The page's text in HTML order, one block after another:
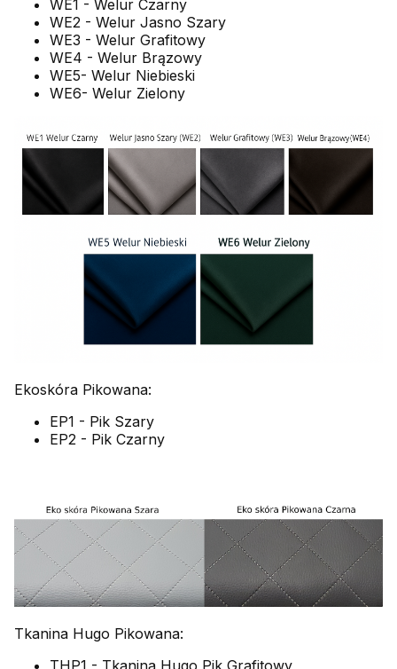
WE1 - Welur Czarny
WE2 - Welur Jasno Szary
WE3 - Welur Grafitowy
WE4 - Welur Brązowy
WE5- Welur Niebieski
WE6- Welur Zielony
Ekoskóra Pikowana:
EP1 - Pik Szary
EP2 - Pik Czarny
Tkanina Hugo Pikowana:
THP1 - Tkanina Hugo Pik Grafitowy